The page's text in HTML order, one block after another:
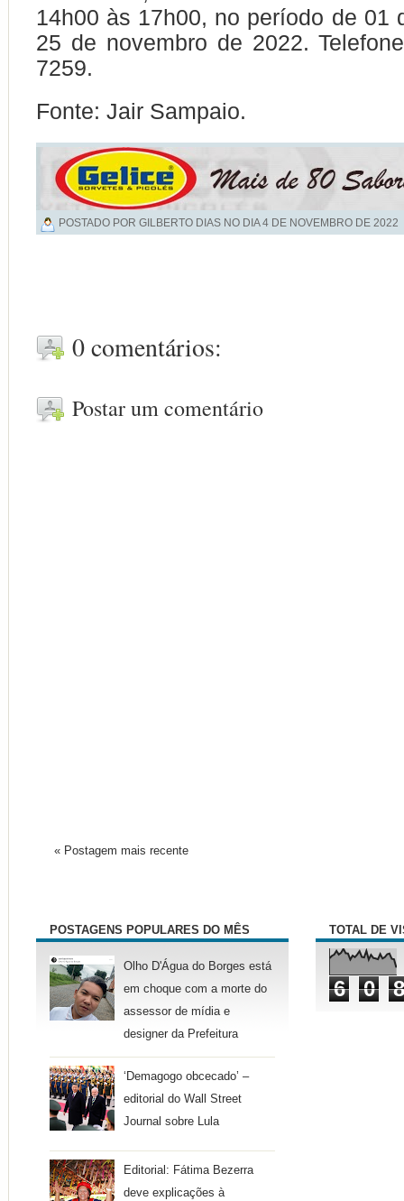
14h00 às 17h00, no período de 01
25 de novembro de 2022.
7259.
Fonte: Jair Sampaio.
POSTADO POR GILBERTO DIAS NO DIA4 DE NOVEMBRO DE 2022
0 comentários:
Postar um comentário
« Postagem mais recente
POSTAGENS POPULARES DO MÊS
Olho D'Água do Borges está
em choque com a morte do
assessor de mídia e
designer da Prefeitura
‘Demagogo obcecado’ –
editorial do Wall Street
Journal sobre Lula
Editorial: Fátima Bezerra
deve explicações à
TOTAL DE
6 0 8